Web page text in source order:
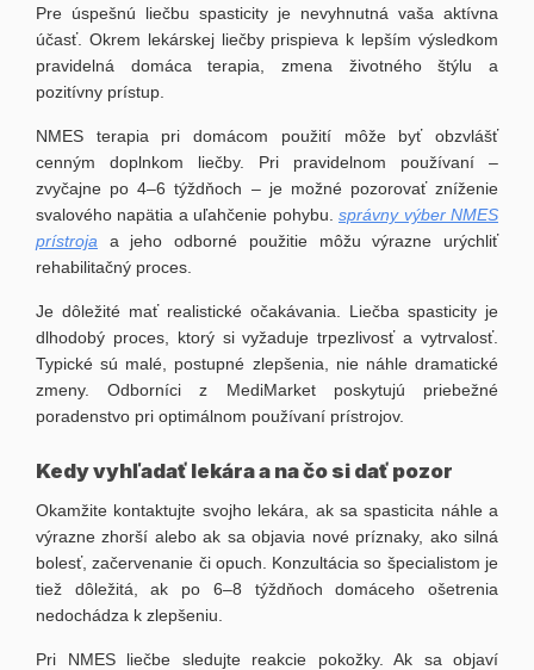
Pre úspešnú liečbu spasticity je nevyhnutná vaša aktívna
účasť. Okrem lekárskej liečby prispieva k lepším výsledkom
pravidelná domáca terapia, zmena životného štýlu a
pozitívny prístup.
NMES terapia pri domácom použití môže byť obzvlášť
cenným doplnkom liečby. Pri pravidelnom používaní –
zvyčajne po 4–6 týždňoch – je možné pozorovať zníženie
svalového napätia a uľahčenie pohybu.správny výber NMES
prístroja a jeho odborné použitie môžu výrazne urýchliť
rehabilitačný proces.
Je dôležité mať realistické očakávania. Liečba spasticity je
dlhodobý proces, ktorý si vyžaduje trpezlivosť a vytrvalosť.
Typické sú malé, postupné zlepšenia, nie náhle dramatické
zmeny. Odborníci z MediMarket poskytujú priebežné
poradenstvo pri optimálnom používaní prístrojov.
Kedy vyhľadať lekára a na čo si dať pozor
Okamžite kontaktujte svojho lekára, ak sa spasticita náhle a
výrazne zhorší alebo ak sa objavia nové príznaky, ako silná
bolesť, začervenanie či opuch. Konzultácia so špecialistom je
tiež dôležitá, ak po 6–8 týždňoch domáceho ošetrenia
nedochádza k zlepšeniu.
Pri NMES liečbe sledujte reakcie pokožky. Ak sa objaví